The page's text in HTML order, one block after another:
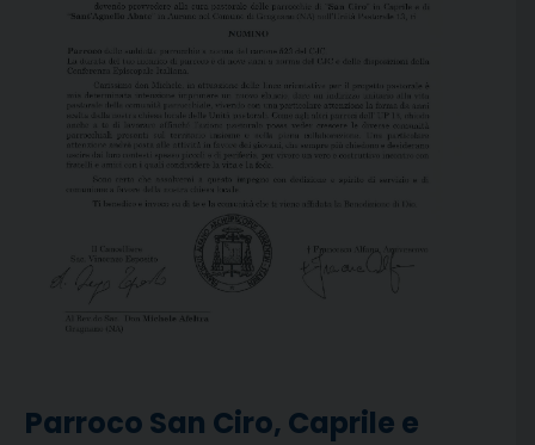
Parroco San Ciro, Caprile e